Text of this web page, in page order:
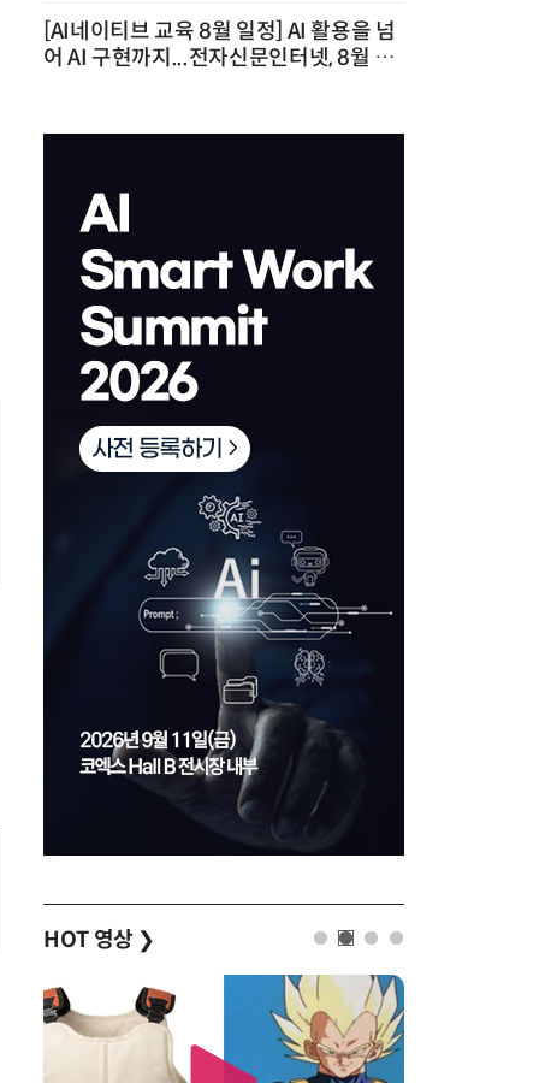
[AI네이티브 교육 8월 일정] AI 활용을 넘
어 AI 구현까지...전자신문인터넷, 8월 실
HOT 영상 ❯